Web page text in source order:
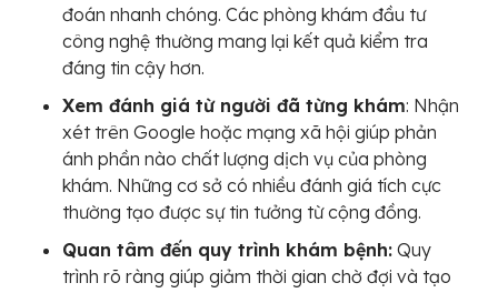
đoán nhanh chóng. Các phòng khám đầu tư
công nghệ thường mang lại kết quả kiểm tra
đáng tin cậy hơn.
Xem đánh giá từ người đã từng khám: Nhận
xét trên Google hoặc mạng xã hội giúp phản
ánh phần nào chất lượng dịch vụ của phòng
khám. Những cơ sở có nhiều đánh giá tích cực
thường tạo được sự tin tưởng từ cộng đồng.
Quan tâm đến quy trình khám bệnh: Quy
trình rõ ràng giúp giảm thời gian chờ đợi và tạo